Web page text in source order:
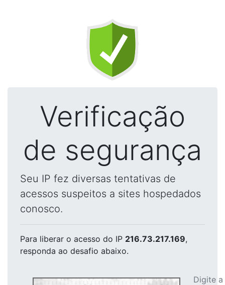
Verificação
de segurança
Seu IP fez diversas tentativas de
acessos suspeitos a sites hospedados
conosco.
Para liberar o acesso do IP 216.73.217.169,
responda ao desafio abaixo.
Digite